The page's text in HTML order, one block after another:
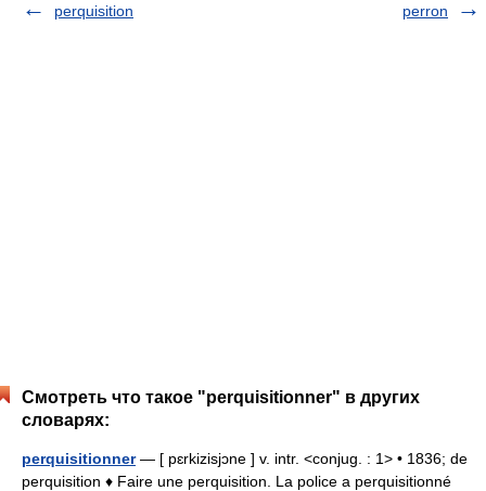
perquisition
perron
Смотреть что такое "perquisitionner" в других
словарях:
perquisitionner— [ pɛrkizisjɔne ] v. intr. <conjug. : 1> • 1836; de
perquisition ♦ Faire une perquisition. La police a perquisitionné